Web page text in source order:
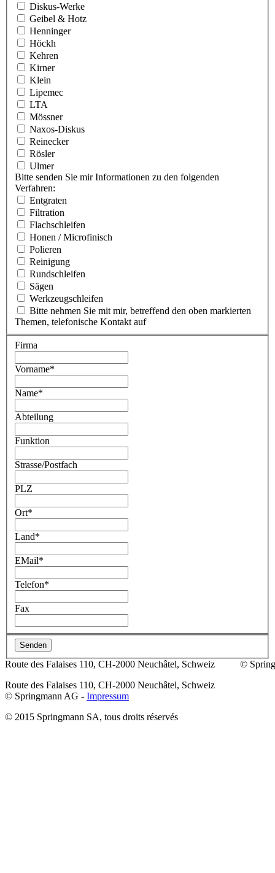
Diskus-Werke
Geibel & Hotz
Henninger
Höckh
Kehren
Kirner
Klein
Lipemec
LTA
Mössner
Naxos-Diskus
Reinecker
Rösler
Ulmer
Bitte senden Sie mir Informationen zu den folgenden
Verfahren:
Entgraten
Filtration
Flachschleifen
Honen / Microfinisch
Polieren
Reinigung
Rundschleifen
Sägen
Werkzeugschleifen
Themen, telefonische Kontakt auf
Firma
Vorname*
Name*
Abteilung
Funktion
Strasse/Postfach
PLZ
Ort*
Land*
EMail*
Telefon*
Fax
Route des Falaises 110, CH-2000 Neuchâtel, Schweiz
©
Route des Falaises 110, CH-2000 Neuchâtel, Schweiz
© Springmann AG - Impressum
© 2015 Springmann SA, tous droits réservés